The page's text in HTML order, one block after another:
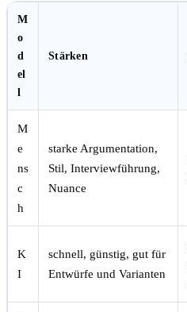
M
o
d
el
l
Stärken
M
e
ns
c
h
starke Argumentation,
Stil, Interviewführung,
Nuance
K
I
schnell, günstig, gut für
Entwürfe und Varianten